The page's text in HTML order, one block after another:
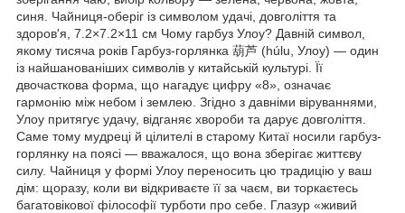
синя. Чайниця-оберіг із символом удачі, довголіття та
здоров'я, 7.2×7.2×11 см Чому гарбуз Улоу? Давній символ,
якому тисяча років Гарбуз-горлянка 葫芦 (húlu, Улоу) — один
із найшанованіших символів у китайській культурі. Її
двочасткова форма, що нагадує цифру «8», означає
гармонію між небом і землею. Згідно з давніми віруваннями,
Улоу притягує удачу, відганяє хвороби та дарує довголіття.
Саме тому мудреці й цілителі в старому Китаї носили гарбуз-
горлянку на поясі — вважалося, що вона зберігає життєву
силу. Чайниця у формі Улоу переносить цю традицію у ваш
дім: щоразу, коли ви відкриваєте її за чаєм, ви торкаєтесь
багатовікової філософії турботи про себе. Глазур «живий